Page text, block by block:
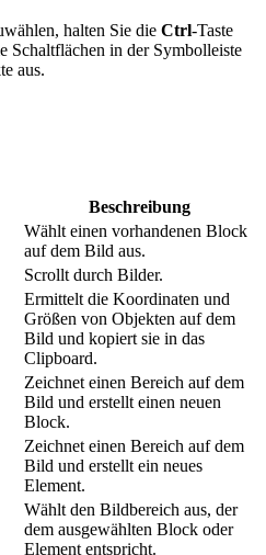
halten Sie die Ctrl-Taste
Schaltflächen in der Symbolleiste
aus.
Beschreibung
Wählt einen vorhandenen Block
auf dem Bild aus.
Scrollt durch Bilder.
Ermittelt die Koordinaten und
Größen von Objekten auf dem
Bild und kopiert sie in das
Clipboard.
Zeichnet einen Bereich auf dem
Bild und erstellt einen neuen
Block.
Zeichnet einen Bereich auf dem
Bild und erstellt ein neues
Element.
Wählt den Bildbereich aus, der
dem ausgewählten Block oder
Element entspricht.